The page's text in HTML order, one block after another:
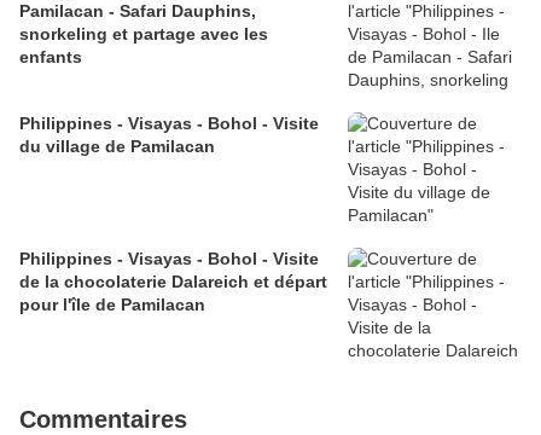
Pamilacan - Safari Dauphins,
snorkeling et partage avec les
enfants
Philippines - Visayas - Bohol - Visite
du village de Pamilacan
Philippines - Visayas - Bohol - Visite
de la chocolaterie Dalareich et départ
pour l'île de Pamilacan
Commentaires